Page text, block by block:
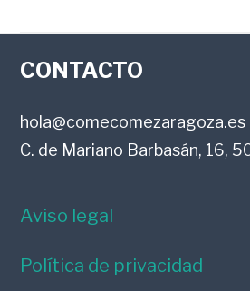
FOOTER
CONTACTO
hola@comecomezaragoza.es
C. de Mariano Barbasán, 16,
Aviso legal
Política de privacidad